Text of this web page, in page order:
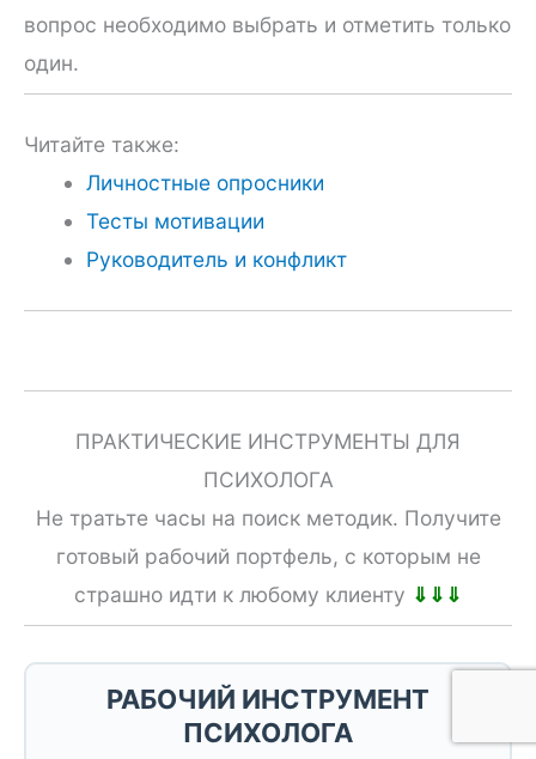
вопрос необходимо выбрать и отметить только
один.
Читайте также:
Личностные опросники
Тесты мотивации
Руководитель и конфликт
ПРАКТИЧЕСКИЕ ИНСТРУМЕНТЫ ДЛЯ
ПСИХОЛОГА
Не тратьте часы на поиск методик. Получите
готовый рабочий портфель, с которым не
страшно идти к любому клиенту ⇓⇓⇓
РАБОЧИЙ ИНСТРУМЕНТ
ПСИХОЛОГА